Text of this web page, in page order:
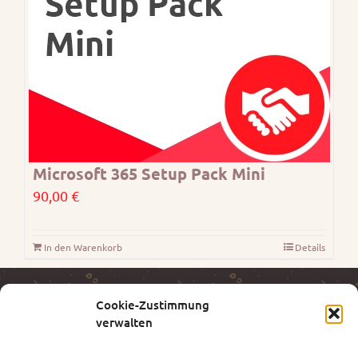
Cookie-Zustimmung
verwalten
Microsoft 365 Setup Pack Mini
90,00€
In den Warenkorb Details
ANT – MÖLLER KG